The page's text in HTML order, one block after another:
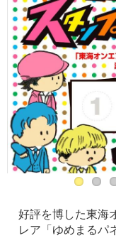
好評を博した東海
レア「ゆめまるパ